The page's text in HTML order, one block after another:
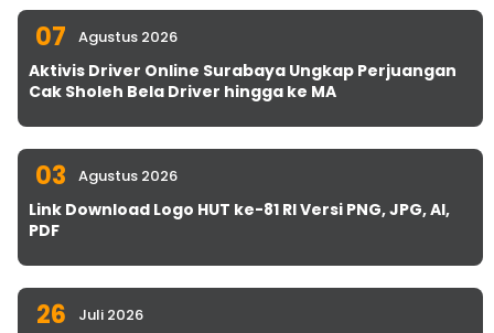
07 Agustus 2026
Aktivis Driver Online Surabaya Ungkap Perjuangan
Cak Sholeh Bela Driver hingga ke MA
03 Agustus 2026
Link Download Logo HUT ke-81 RI Versi PNG, JPG, AI,
PDF
26 Juli 2026